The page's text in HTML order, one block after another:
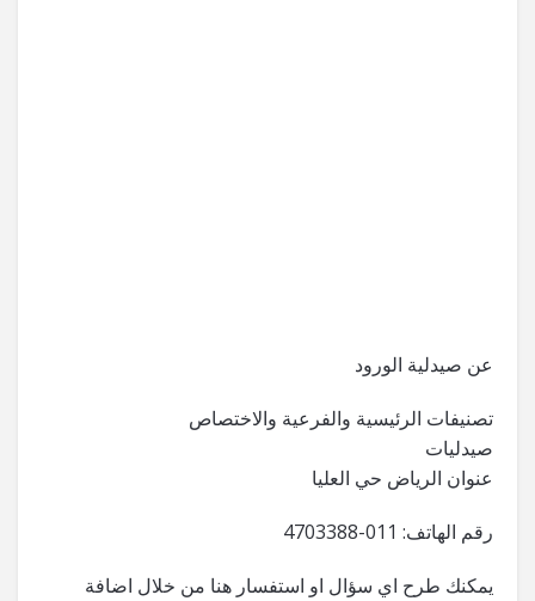
عن صيدلية الورود
تصنيفات الرئيسية والفرعية والاختصاص
صيدليات
عنوان الرياض حي العليا
رقم الهاتف: 011-4703388
يمكنك طرح اي سؤال او استفسار هنا من خلال اضافة